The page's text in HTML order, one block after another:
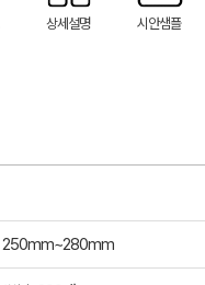
상세설명 시안샘플
250mm~280mm